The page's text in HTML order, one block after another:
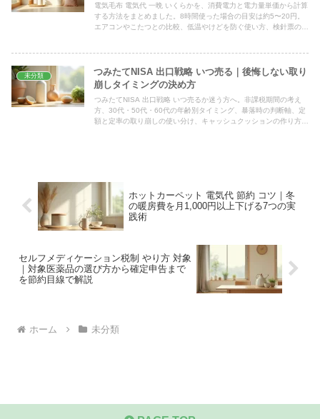
電気毛布 電気代 一晩 いくらかを、消費電力と電力量単価から計算
する方法をまとめました。8時間使った場合の目安は約5〜20円。
エアコンやこたつとの比較、低温やけどを防ぐ使い方、検針票の単
未分類
つみたてNISA 出口戦略 いつ売る｜後悔しない取り
崩しタイミングの決め方
つみたてNISA 出口戦略 いつ売るか迷う方へ。非課税期間の考え
方、30代・50代・60代の年齢別タイミング、暴落時の判断軸、定
額と定率の取り崩しの使い分け、キャッシュクッションの作り方ま
ホットカーペット 電気代 節約 コツ｜冬
の暖房費を月1,000円以上下げる7つの実
践術
セルフメディケーション税制 やり方 対象
｜対象医薬品の選び方から確定申告まで
を節約目線で解説
ホーム 未分類